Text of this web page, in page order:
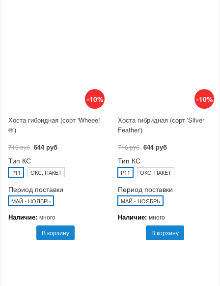
-10%
Хоста гибридная (сорт 'Wheee!
®')
716 руб 644 руб
Тип КС
P11 ОКС, ПАКЕТ
Период поставки
МАЙ - НОЯБРЬ
Наличие: много
В корзину
-10%
Хоста гибридная (сорт 'Silver
Feather')
716 руб 644 руб
Тип КС
P11 ОКС, ПАКЕТ
Период поставки
МАЙ - НОЯБРЬ
Наличие: много
В корзину